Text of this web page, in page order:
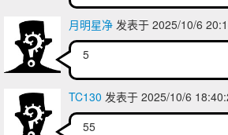
月明星净 发表于 2025/10/6
5
TC130 发表于 2025/10/6
55